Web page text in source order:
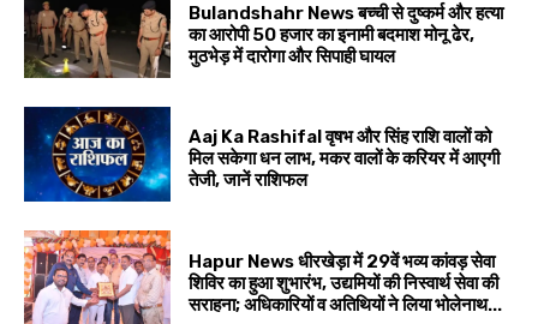
Bulandshahr News बच्ची से दुष्कर्म और हत्या
का आरोपी 50 हजार का इनामी बदमाश मोनू ढेर,
मुठभेड़ में दारोगा और सिपाही घायल
Aaj Ka Rashifal वृषभ और सिंह राशि वालों को
मिल सकेगा धन लाभ, मकर वालों के करियर में आएगी
तेजी, जानें राशिफल
Hapur News धीरखेड़ा में 29वें भव्य कांवड़ सेवा
शिविर का हुआ शुभारंभ, उद्यमियों की निस्वार्थ सेवा की
सराहना; अधिकारियों व अतिथियों ने लिया भोलेनाथ...